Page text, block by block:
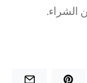
الشراء.